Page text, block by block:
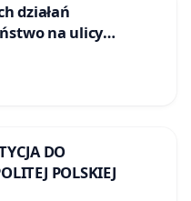
działań
na ulicy
DO
POLSKIEJ